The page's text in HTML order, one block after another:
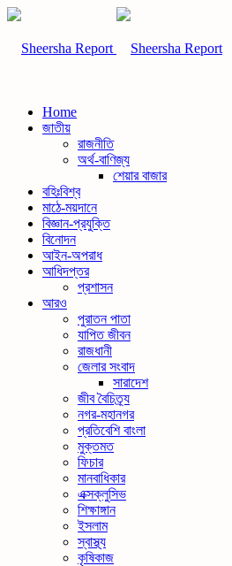
Home
জাতীয়
রাজনীতি
অর্থ-বাণিজ্য
শেয়ার বাজার
বহিঃবিশ্ব
মাঠে-ময়দানে
বিজ্ঞান-প্রযুক্তি
বিনোদন
আইন-অপরাধ
আধিদপ্তর
প্রশাসন
আরও
পুরাতন পাতা
যাপিত জীবন
রাজধানী
জেলার সংবাদ
সারাদেশ
জীব বৈচিত্র্য
নগর-মহানগর
প্রতিবেশি বাংলা
মুক্তমত
ফিচার
মানবাধিকার
এক্সক্লুসিভ
শিক্ষাঙ্গান
ইসলাম
স্বাস্থ্য
কৃষিকাজ